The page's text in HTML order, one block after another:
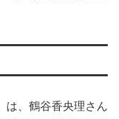
は、鶴谷香央理さん